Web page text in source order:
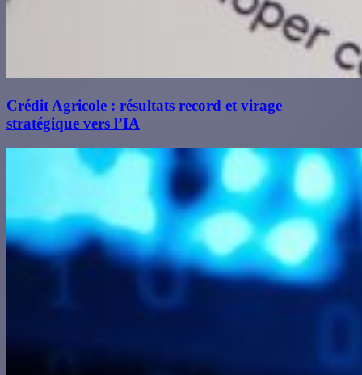
Crédit Agricole : résultats record et virage
stratégique vers l’IA